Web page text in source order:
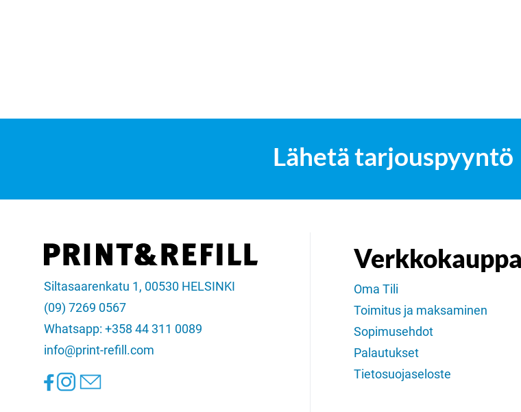
Lähetä tarjouspyyntö
Siltasaarenkatu 1, 00530 HELSINKI
(09) 7269 0567
Whatsapp: +358 44 311 0089
info@print-refill.com
Verkkokauppa
Oma Tili
Toimitus ja maksaminen
Sopimusehdot
Palautukset
Tietosuojaseloste